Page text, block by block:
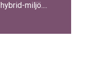
hybrid-miljö....